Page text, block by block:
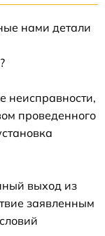
нами детали
неисправности,
проведенного
выход из
заявленным